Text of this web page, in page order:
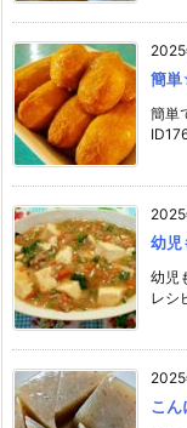
2025
簡単
簡単
2025
幼児
幼児
レシ
2025
こん